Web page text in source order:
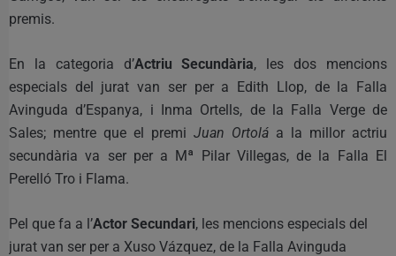
premis.
En la categoria d’Actriu Secundària, les dos mencions
especials del jurat van ser per a Edith Llop, de la Falla
Avinguda d’Espanya, i Inma Ortells, de la Falla Verge de
Sales; mentre que el premi Juan Ortolá a la millor actriu
secundària va ser per a Mª Pilar Villegas, de la Falla El
Perelló Tro i Flama.
Pel que fa a l’Actor Secundari, les mencions especials del
jurat van ser per a Xuso Vázquez, de la Falla Avinguda